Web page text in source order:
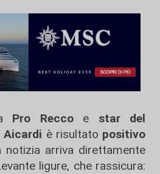
Pro Reccoe star del
Aicardi è risultato positivo
notizia arriva direttamente
ligure, che rassicura: